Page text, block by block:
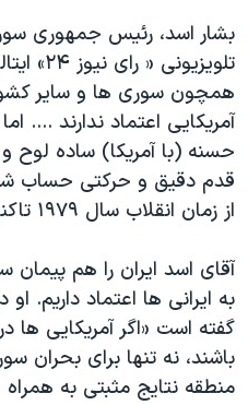
دادگاه حمید نوری
چهل سال گروگان‌گیری
قانون شفافیت دارائی کادر
اعتراضات مردمی آبان ۹۸
اسرائیل در جنگ
نرگس محمدی برنده جایزه نوبل
همایش محافظه‌کاران آمریکا
صفحه‌های ویژه
سفر پرزیدنت ترامپ به چین
بشار اسد، رئیس جمهوری
همچون سوری ها و سایر
آمریکایی اعتماد ندارند ....
حسنه (با آمریکا) ساده لوح
قدم دقیق و حرکتی حساب شده
از زمان انقلاب سال ۱۹۷۹ تاکنون با آمریکایی ها است».
آقای اسد ایران را هم پیمان
به ایرانی ها اعتماد داریم.
گفته است «اگر آمریکایی ها
باشند، نه تنها برای بحران
منطقه نتایج مثبتی به